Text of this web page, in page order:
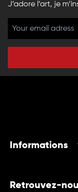
J’adore l’art, je
Informations
Retrouvez-